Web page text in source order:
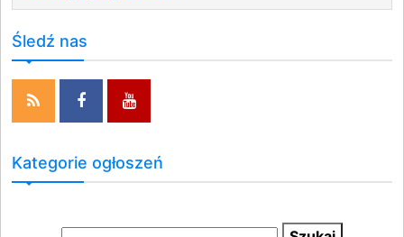
Śledź nas
Kategorie ogłoszeń